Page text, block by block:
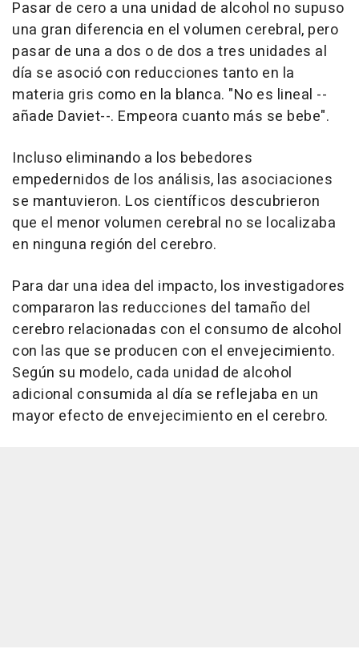
Pasar de cero a una unidad de alcohol no supuso
una gran diferencia en el volumen cerebral, pero
pasar de una a dos o de dos a tres unidades al
día se asoció con reducciones tanto en la
materia gris como en la blanca. "No es lineal --
añade Daviet--. Empeora cuanto más se bebe".
Incluso eliminando a los bebedores
empedernidos de los análisis, las asociaciones
se mantuvieron. Los científicos descubrieron
que el menor volumen cerebral no se localizaba
en ninguna región del cerebro.
Para dar una idea del impacto, los investigadores
compararon las reducciones del tamaño del
cerebro relacionadas con el consumo de alcohol
con las que se producen con el envejecimiento.
Según su modelo, cada unidad de alcohol
adicional consumida al día se reflejaba en un
mayor efecto de envejecimiento en el cerebro.